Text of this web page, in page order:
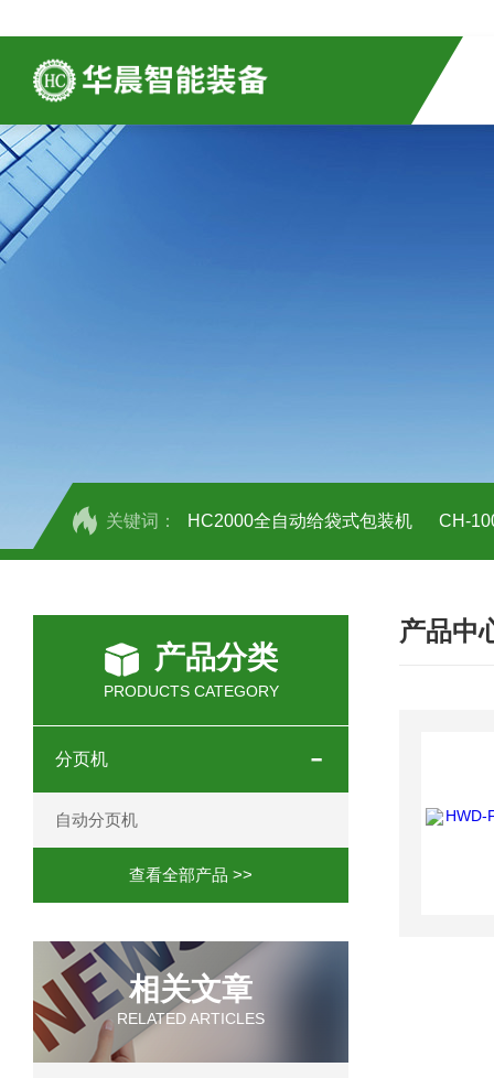
关键词： HC2000全自动给袋式包装机 CH-
产品中
产品分类
PRODUCTS CATEGORY
分页机
自动分页机
查看全部产品 >>
相关文章
RELATED ARTICLES